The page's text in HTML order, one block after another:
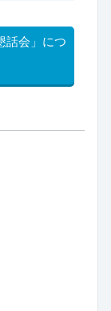
話会」につ